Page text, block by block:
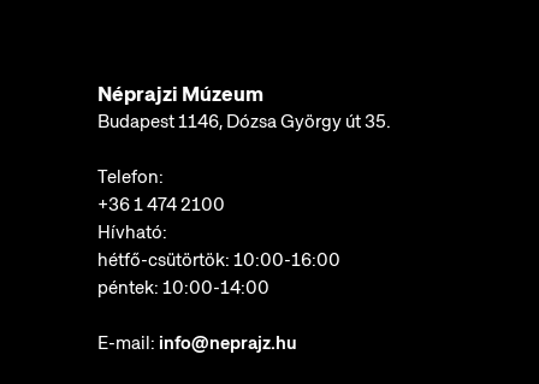
Néprajzi Múzeum
Budapest 1146, Dózsa György út 35.
Telefon:
+36 1 474 2100
Hívható:
hétfő-csütörtök: 10:00-16:00
péntek: 10:00-14:00
E-mail: info@neprajz.hu